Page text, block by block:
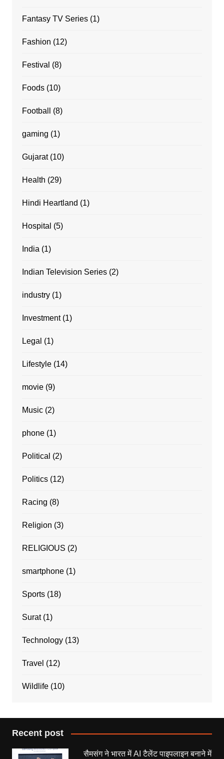
Fantasy TV Series(1)
Fashion (12)
Festival (8)
Foods(10)
Football (8)
gaming (1)
Gujarat(10)
Health (29)
Hindi Heartland (1)
Hospital (5)
India (1)
Indian Television Series(2)
industry(1)
Investment(1)
Legal (1)
Lifestyle(14)
movie(9)
Music(2)
phone(1)
Political (2)
Politics(12)
Racing (8)
Religion (3)
RELIGIOUS (2)
smartphone(1)
Sports(18)
Surat(1)
Technology(13)
Travel (12)
Wildlife(10)
Recent post
सैमसंग ने भारत में AI टैलेंट पाइपलाइन बनाने में